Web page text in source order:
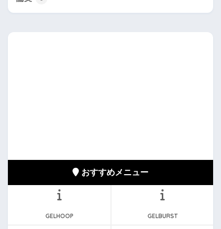
おすすめメニュー
GELHOOP GELBURST